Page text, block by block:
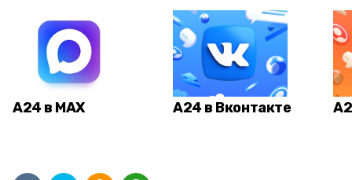
А24 в MAX А24 в Вконтакте